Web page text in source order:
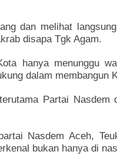
dan melihat
disapa Tgk Agam.
hanya menunggu
dalam membangun
Partai Nasdem
Nasdem Aceh,
bukan hanya di